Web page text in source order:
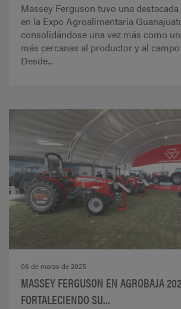
Massey Ferguson tuvo una
en la Expo Agroalimentaria
consolidándose una vez más como
más cercanas al productor y al
Desde...
06 de marzo de 2025
MASSEY FERGUSON EN AGROBAJA
FORTALECIENDO SU...